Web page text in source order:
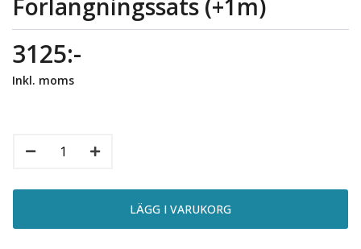
Förlängningssats (+1m)
3125:-
Inkl. moms